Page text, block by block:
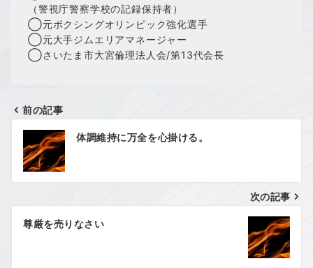
（警視庁警察学校の記録保持者）
◯元ボクシングオリンピック強化選手
◯元大手ジムエリアマネージャー
◯さいたま市大宮倫理法人会/第13代会長
投
稿
ナ
ゲ
前の記事
体調維持に万全を心掛ける。
次の記事
尊厳を売りなさい